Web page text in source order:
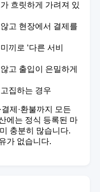
흐릿하게 가려져 있
고 현장에서 결제를
끼로 ‘다른 서비
고 출입이 은밀하게
집하는 경우
제·환불까지 모든
에는 정식 등록된 마
충분히 많습니다.
가 없습니다.